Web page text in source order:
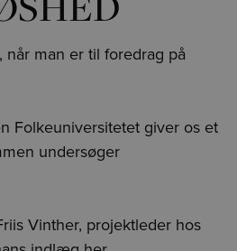
man er til foredrag på
Folkeuniversitetet giver os et
undersøger
Vinther, projektleder hos